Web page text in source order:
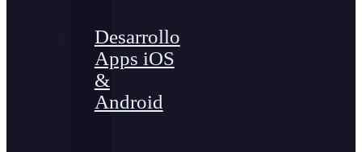
Desarrollo
Apps iOS
&
Android